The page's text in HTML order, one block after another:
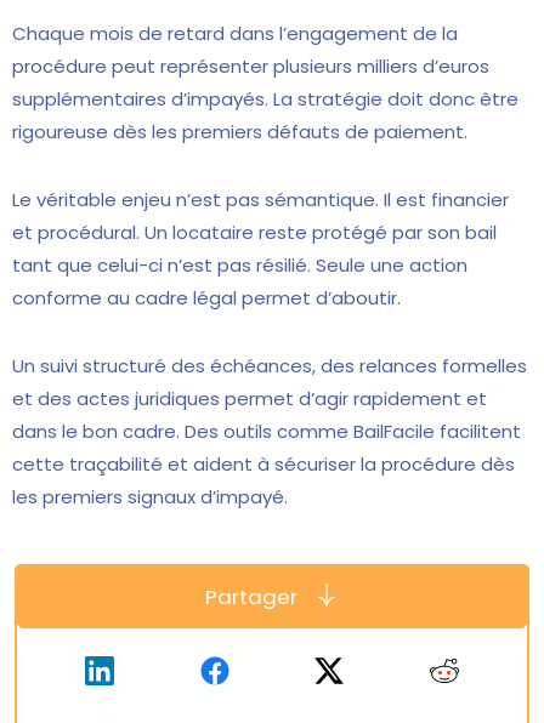
Chaque mois de retard dans l’engagement de la
procédure peut représenter plusieurs milliers d’euros
supplémentaires d’impayés. La stratégie doit donc être
rigoureuse dès les premiers défauts de paiement.
Le véritable enjeu n’est pas sémantique. Il est financier
et procédural. Un locataire reste protégé par son bail
tant que celui-ci n’est pas résilié. Seule une action
conforme au cadre légal permet d’aboutir.
Un suivi structuré des échéances, des relances formelles
et des actes juridiques permet d’agir rapidement et
dans le bon cadre. Des outils comme BailFacile facilitent
cette traçabilité et aident à sécuriser la procédure dès
les premiers signaux d’impayé.
Partager